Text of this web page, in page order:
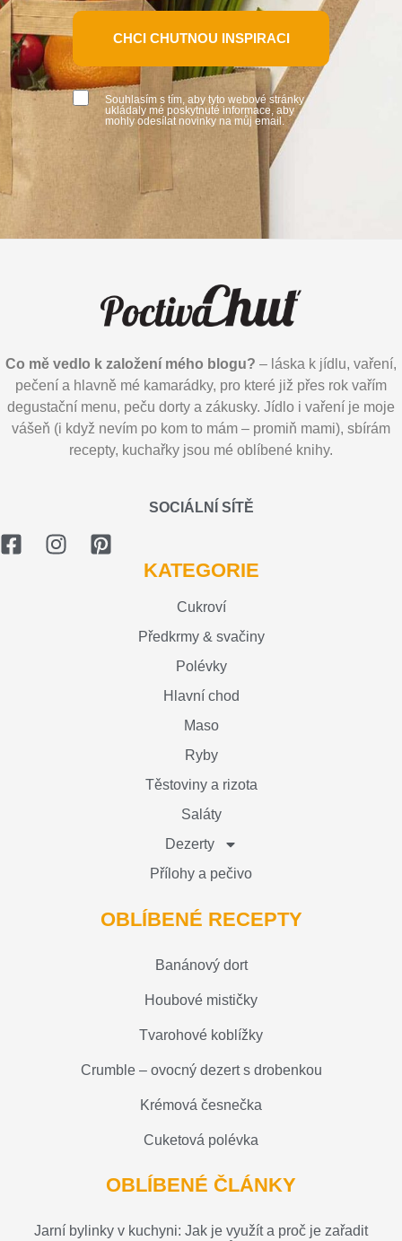
CHCI CHUTNOU INSPIRACI
Souhlasím s tím, aby tyto webové stránky
ukládaly mé poskytnuté informace, aby
mohly odesílat novinky na můj email.
Co mě vedlo k založení mého blogu? – láska k jídlu, vaření,
pečení a hlavně mé kamarádky, pro které již přes rok vařím
degustační menu, peču dorty a zákusky. Jídlo i vaření je moje
vášeň (i když nevím po kom to mám – promiň mami), sbírám
recepty, kuchařky jsou mé oblíbené knihy.
SOCIÁLNÍ SÍTĚ
KATEGORIE
Cukroví
Předkrmy & svačiny
Polévky
Hlavní chod
Maso
Ryby
Těstoviny a rizota
Saláty
Dezerty
Přílohy a pečivo
OBLÍBENÉ RECEPTY
Banánový dort
Houbové mističky
Tvarohové koblížky
Crumble – ovocný dezert s drobenkou
Krémová česnečka
Cuketová polévka
OBLÍBENÉ ČLÁNKY
Jarní bylinky v kuchyni: Jak je využít a proč je zařadit